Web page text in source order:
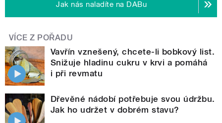
Jak nás naladíte na DABu
VÍCE Z POŘADU
Vavřín vznešený, chcete-li bobkový list.
Snižuje hladinu cukru v krvi a pomáhá
i při revmatu
Dřevěné nádobí potřebuje svou údržbu.
Jak ho udržet v dobrém stavu?